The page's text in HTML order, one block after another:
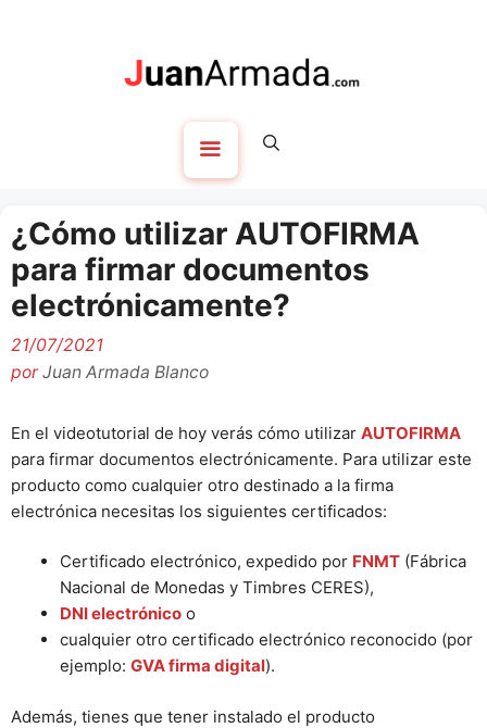
¿Cómo utilizar AUTOFIRMA
para firmar documentos
electrónicamente?
21/07/2021
porJuan Armada Blanco
En el videotutorial de hoy verás cómo utilizar AUTOFIRMA
para firmar documentos electrónicamente. Para utilizar este
producto como cualquier otro destinado a la firma
electrónica necesitas los siguientes certificados:
Certificado electrónico, expedido por FNMT (Fábrica
Nacional de Monedas y Timbres CERES),
DNI electrónico o
cualquier otro certificado electrónico reconocido (por
ejemplo: GVA firma digital).
Además, tienes que tener instalado el producto